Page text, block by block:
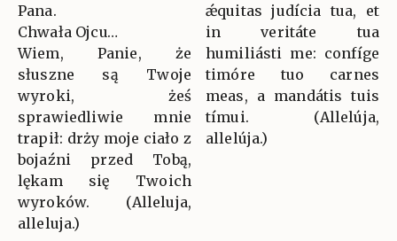
Pana.
Chwała Ojcu…
Wiem, Panie, że
słuszne są Twoje
wyroki, żeś
sprawiedliwie mnie
trapił: drży moje ciało z
bojaźni przed Tobą,
lękam się Twoich
wyroków. (Alleluja,
alleluja.)
ǽquitas judícia tua, et
in veritáte tua
humiliásti me: confíge
timóre tuo carnes
meas, a mandátis tuis
tímui. (Allelúja,
allelúja.)